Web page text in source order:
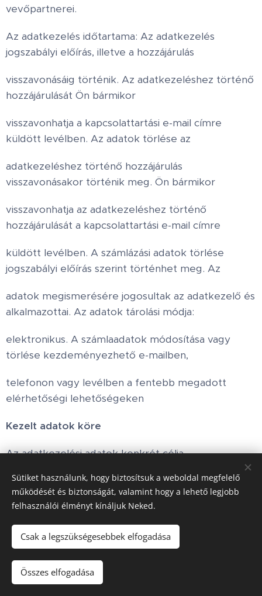
vevőpartnerei.
Az adatkezelés időtartama: Az adatkezelés
jogszabályi előírás, illetve a hozzájárulás
visszavonásáig történik. Az adatkezeléshez történő
hozzájárulását Ön bármikor
visszavonhatja a kapcsolattartási e-mail címre
küldött levélben. Az adatok törlése az
adatkezeléshez történő hozzájárulás
visszavonásakor történik meg. Ön bármikor
visszavonhatja az adatkezeléshez történő
hozzájárulását a kapcsolattartási e-mail címre
küldött levélben. A számlázási adatok törlése
jogszabályi előírás szerint történhet meg. Az
adatok megismerésére jogosultak az adatkezelő és
alkalmazottai. Az adatok tárolási módja:
elektronikus. A számlaadatok módosítása vagy
törlése kezdeményezhető e-mailben,
telefonon vagy levélben a fentebb megadott
elérhetőségi lehetőségeken
Kezelt adatok köre
Az adatkezelési adatok konkrét célja
Név: Azonosítás, kapcsolattartás, számlázás.
Cégnév Azonosítás, kapcsolattartás,
számlázás.
Cím: Azonosítás, kapcsolattartás, számlázás.
E-mail: Azonosítás, kapcsolattartás.
Sütiket használunk, hogy biztosítsuk a weboldal megfelelő
működését és biztonságát, valamint hogy a lehető legjobb
felhasználói élményt kínáljuk Neked.
Csak a legszükségesebbek elfogadása
Összes elfogadása